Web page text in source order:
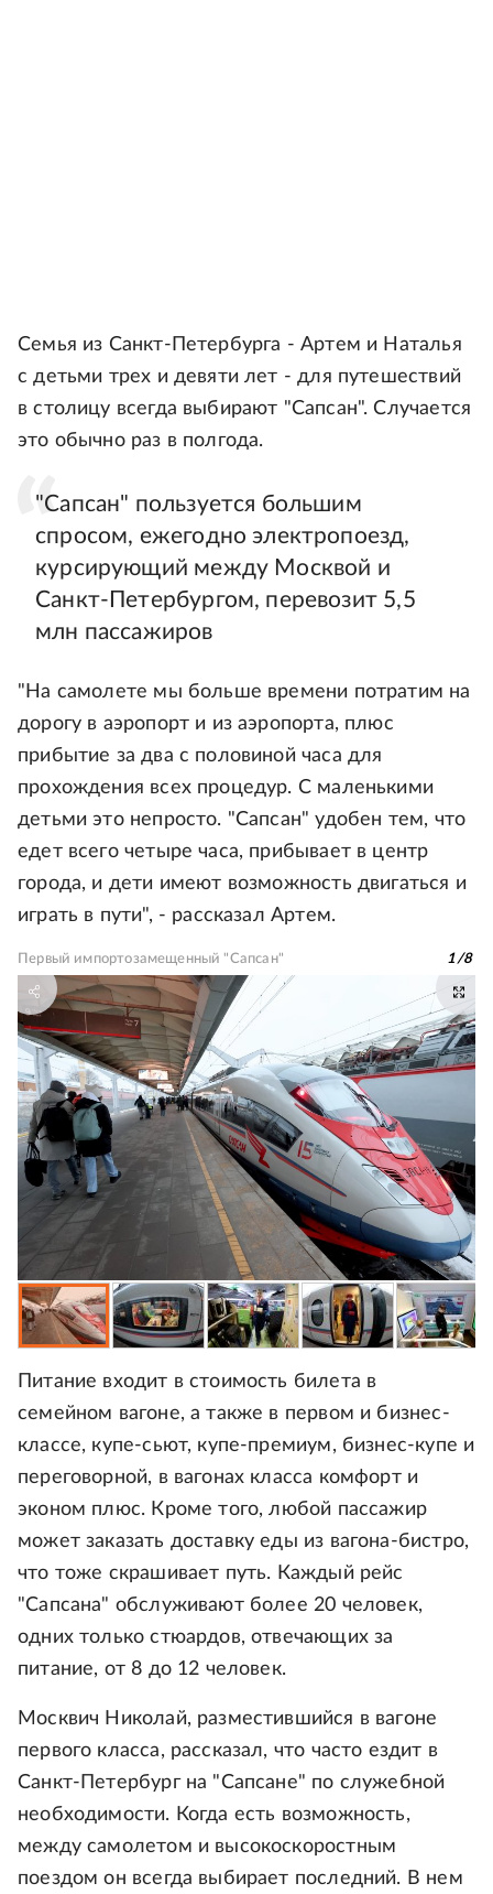
Семья из Санкт-Петербурга - Артем и Наталья
с детьми трех и девяти лет - для путешествий
в столицу всегда выбирают "Сапсан". Случается
это обычно раз в полгода.
"Сапсан" пользуется большим
спросом, ежегодно электропоезд,
курсирующий между Москвой и
Санкт-Петербургом, перевозит 5,5
млн пассажиров
"На самолете мы больше времени потратим на
дорогу в аэропорт и из аэропорта, плюс
прибытие за два с половиной часа для
прохождения всех процедур. С маленькими
детьми это непросто. "Сапсан" удобен тем, что
едет всего четыре часа, прибывает в центр
города, и дети имеют возможность двигаться и
играть в пути", - рассказал Артем.
Первый импортозамещенный "Сапсан" 1/8
Питание входит в стоимость билета в
семейном вагоне, а также в первом и бизнес-
классе, купе-сьют, купе-премиум, бизнес-купе и
переговорной, в вагонах класса комфорт и
эконом плюс. Кроме того, любой пассажир
может заказать доставку еды из вагона-бистро,
что тоже скрашивает путь. Каждый рейс
"Сапсана" обслуживают более 20 человек,
одних только стюардов, отвечающих за
питание, от 8 до 12 человек.
Москвич Николай, разместившийся в вагоне
первого класса, рассказал, что часто ездит в
Санкт-Петербург на "Сапсане" по служебной
необходимости. Когда есть возможность,
между самолетом и высокоскоростным
поездом он всегда выбирает последний. В нем